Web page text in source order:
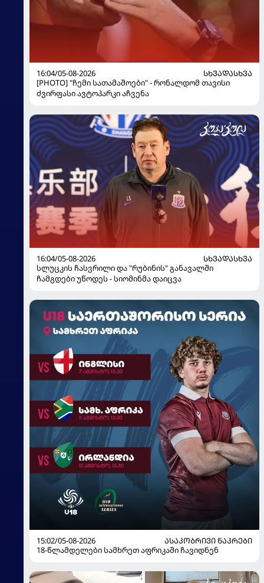
16:04/05-08-2026
ᲡᲮᲕᲐᲓᲐᲡᲮᲕᲐ
[PHOTO] "ჩემი სათამაშოები" - რონალდომ თავისი
ძვირფასი ავტოპარკი აჩვენა
16:04/05-08-2026
ᲡᲮᲕᲐᲓᲐᲡᲮᲕᲐ
სლუცკის ჩასვრილი და "რუბინის" განავალში
ჩამგდები უწოდეს - სიომინმა დაიცვა
15:02/05-08-2026
ᲐᲡᲐᲙᲝᲑᲠᲘᲕᲘ ᲜᲐᲙᲠᲔᲑᲘ
18-წლამდელები სამხრეთ აფრიკაში ჩავიდნენ